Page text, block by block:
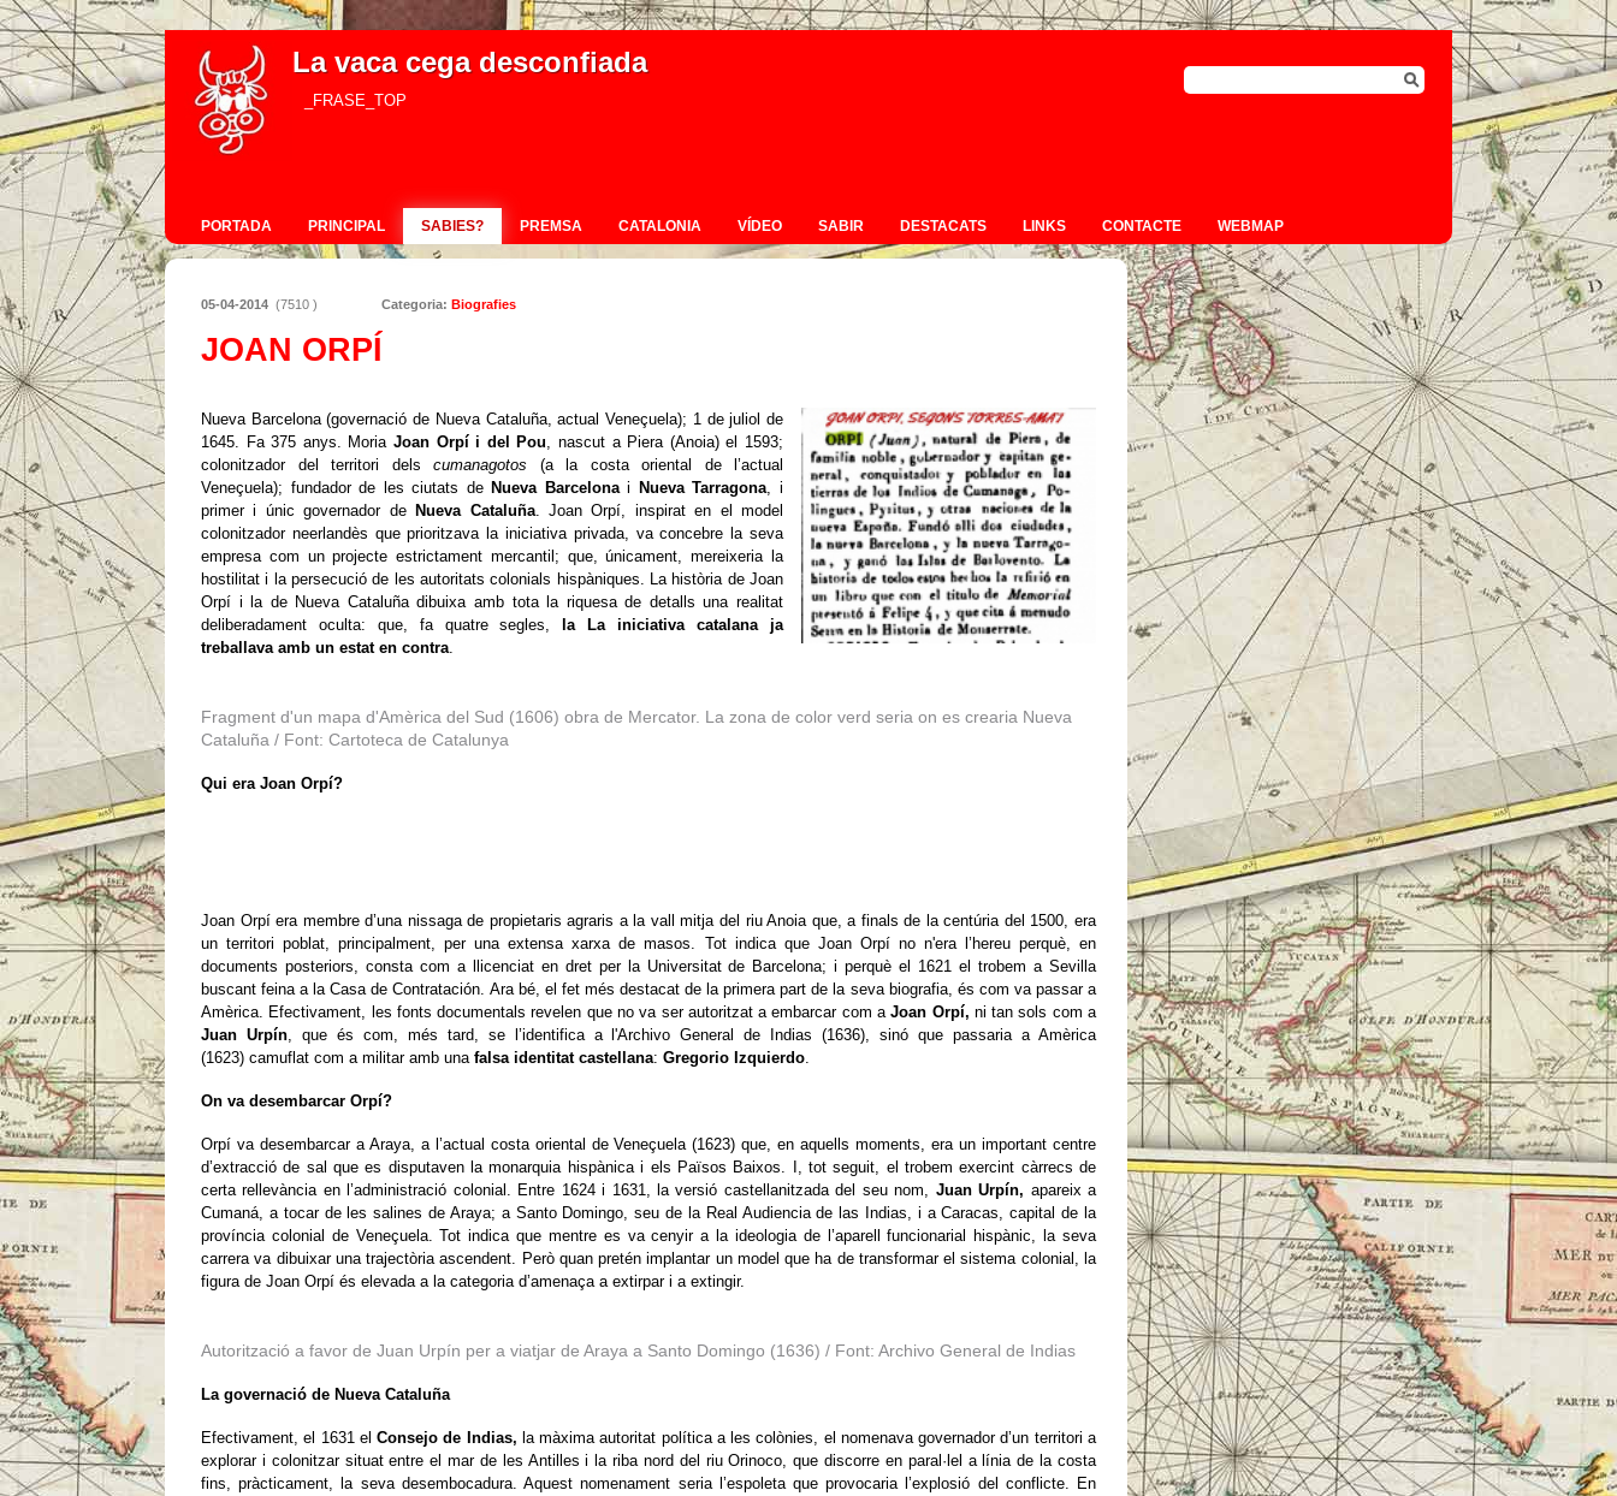
La vaca cega desconfiada
_FRASE_TOP
PORTADA PRINCIPAL SABIES? PREMSA CATALONIA VÍDEO SABIR DESTACATS LINKS CONTACTE WEBMAP
05-04-2014 (7510 ) Categoria: Biografies
JOAN ORPÍ
Nueva Barcelona (governació de Nueva Cataluña, actual Veneçuela); 1 de juliol de
1645. Fa 375 anys. Moria Joan Orpí i del Pou, nascut a Piera (Anoia) el 1593;
colonitzador del territori dels
cumanagotos
(a la costa oriental de l’actual
Veneçuela); fundador de les ciutats de Nueva Barcelona i Nueva Tarragona, i
primer i únic governador de
Nueva Cataluña. Joan Orpí, inspirat en el model
colonitzador neerlandès que prioritzava la iniciativa privada, va concebre la seva
empresa com un projecte estrictament mercantil; que, únicament, mereixeria la
hostilitat i la persecució de les autoritats colonials hispàniques. La història de Joan
Orpí i la de Nueva Cataluña dibuixa amb tota la riquesa de detalls una realitat
deliberadament oculta: que, fa quatre segles,
la La iniciativa catalana ja
treballava amb un estat en contra.
Fragment d'un mapa d'Amèrica del Sud (1606) obra de Mercator. La zona de color verd seria on es crearia Nueva
Cataluña / Font: Cartoteca de Catalunya
Qui era Joan Orpí?
Joan Orpí era membre d’una nissaga de propietaris agraris a la vall mitja del riu Anoia que, a finals de la centúria del 1500, era
un territori poblat, principalment, per una extensa xarxa de masos. Tot indica que Joan Orpí no n'era l’hereu perquè, en
documents posteriors, consta com a llicenciat en dret per la Universitat de Barcelona; i perquè el 1621 el trobem a Sevilla
buscant feina a la Casa de Contratación. Ara bé, el fet més destacat de la primera part de la seva biografia, és com va passar a
Amèrica. Efectivament, les fonts documentals revelen que no va ser autoritzat a embarcar com a Joan Orpí, ni tan sols com a
Juan Urpín, que és com, més tard, se l’identifica a l'Archivo General de Indias (1636), sinó que passaria a Amèrica
(1623) camuflat com a militar amb una falsa identitat castellana: Gregorio Izquierdo.
On va desembarcar Orpí?
Orpí va desembarcar a Araya, a l’actual costa oriental de Veneçuela (1623) que, en aquells moments, era un important centre
d’extracció de sal que es disputaven la monarquia hispànica i els Països Baixos. I, tot seguit, el trobem exercint càrrecs de
certa rellevància en l’administració colonial. Entre 1624 i 1631, la versió castellanitzada del seu nom, Juan Urpín, apareix a
Cumaná, a tocar de les salines de Araya; a Santo Domingo, seu de la Real Audiencia de las Indias, i a Caracas, capital de la
província colonial de Veneçuela. Tot indica que mentre es va cenyir a la ideologia de l’aparell funcionarial hispànic, la seva
carrera va dibuixar una trajectòria ascendent. Però quan pretén implantar un model que ha de transformar el sistema colonial, la
figura de Joan Orpí és elevada a la categoria d’amenaça a extirpar i a extingir.
Autorització a favor de Juan Urpín per a viatjar de Araya a Santo Domingo (1636) / Font: Archivo General de Indias
La governació de Nueva Cataluña
Efectivament, el 1631 el Consejo de Indias, la màxima autoritat política a les colònies, el nomenava governador d’un territori a
explorar i colonitzar situat entre el mar de les Antilles i la riba nord del riu Orinoco, que discorre en paral·lel a línia de la costa
fins, pràcticament, la seva desembocadura. Aquest nomenament seria l’espoleta que provocaria l’explosió del conflicte. En